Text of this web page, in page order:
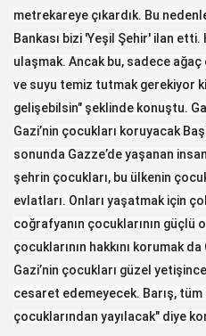
metrekareye çıkardık. Bu
Bankası bizi 'Yeşil Şehir' ilan
ulaşmak. Ancak bu, sadece ağaç
ve suyu temiz tutmak gerekiyor ki
gelişebilsin" şeklinde konuştu.
Gazi’nin çocukları koruyacak
sonunda Gazze’de yaşanan
şehrin çocukları, bu ülkenin
evlatları. Onları yaşatmak için
coğrafyanın çocuklarının güçlü
çocuklarının hakkını korumak
Gazi’nin çocukları güzel
cesaret edemeyecek. Barış, tüm
çocuklarından yayılacak" diye